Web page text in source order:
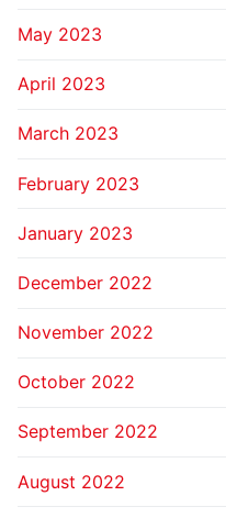
May 2023
April 2023
March 2023
February 2023
January 2023
December 2022
November 2022
October 2022
September 2022
August 2022